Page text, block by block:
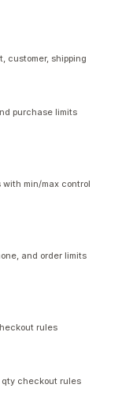
customer, shipping
purchase limits
min/max control
and order limits
rules
qty checkout rules